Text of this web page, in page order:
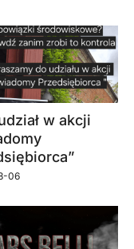
w akcji
06